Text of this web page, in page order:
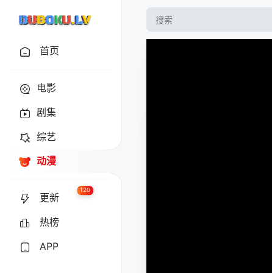
首页
电影
剧集
综艺
动漫
更新
120
热榜
APP